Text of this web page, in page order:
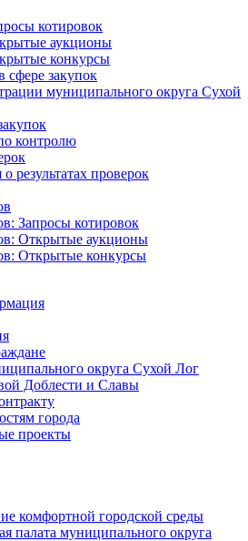
котировок
аукционы
конкурсы
сфере закупок
муниципального округа Сухой
контролю
результатах проверок
Запросы котировок
Открытые аукционы
Открытые конкурсы
округа Сухой Лог
Доблести и Славы
города
проекты
комфортной городской среды
палата муниципального округа